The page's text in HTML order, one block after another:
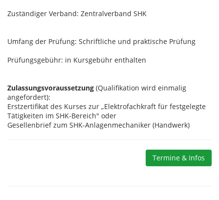
Zuständiger Verband: Zentralverband SHK
Umfang der Prüfung: Schriftliche und praktische Prüfung
Prüfungsgebühr: in Kursgebühr enthalten
Zulassungsvoraussetzung (Qualifikation wird einmalig
angefordert):
Erstzertifikat des Kurses zur „Elektrofachkraft für festgelegte
Tätigkeiten im SHK-Bereich" oder
Gesellenbrief zum SHK-Anlagenmechaniker (Handwerk)
Termine & Infos